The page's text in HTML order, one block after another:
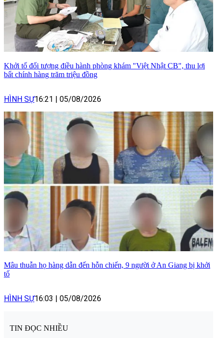
Khởi tố đối tượng điều hành phòng khám "Việt Nhật CB", thu lợi
bất chính hàng trăm triệu đồng
HÌNH SỰ16:21 05/08/2026
Mâu thuẫn họ hàng dẫn đến hỗn chiến, 9 người ở An Giang bị khởi
tố
HÌNH SỰ16:03 05/08/2026
TIN ĐỌC NHIỀU